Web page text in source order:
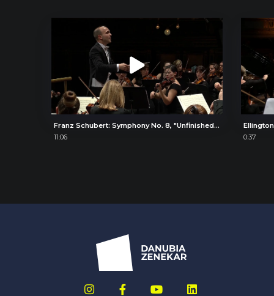
Franz Schubert: Symphony No. 8, "Unfinished", II. Andante con moto
11:06
0:37